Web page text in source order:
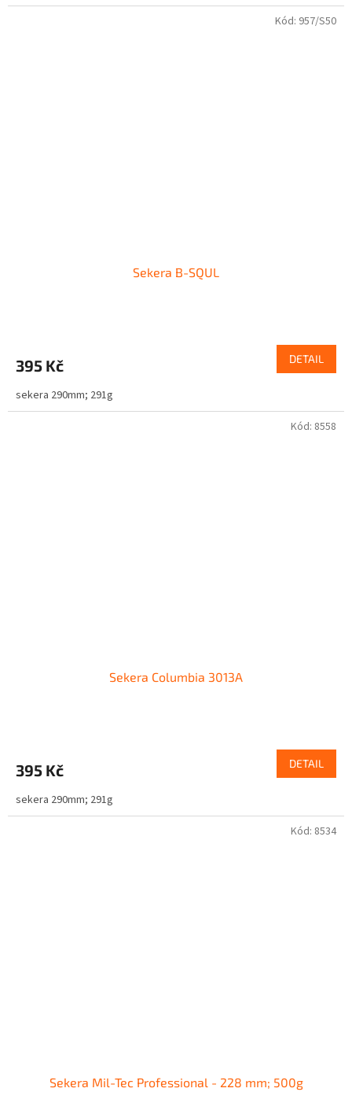
Sekera B-SQUL
395 Kč DETAIL
sekera 290mm; 291g
Kód: 957/S50
Sekera Columbia 3013A
395 Kč DETAIL
sekera 290mm; 291g
Kód: 8558
Sekera Mil-Tec Professional - 228 mm; 500g
Kód: 8534